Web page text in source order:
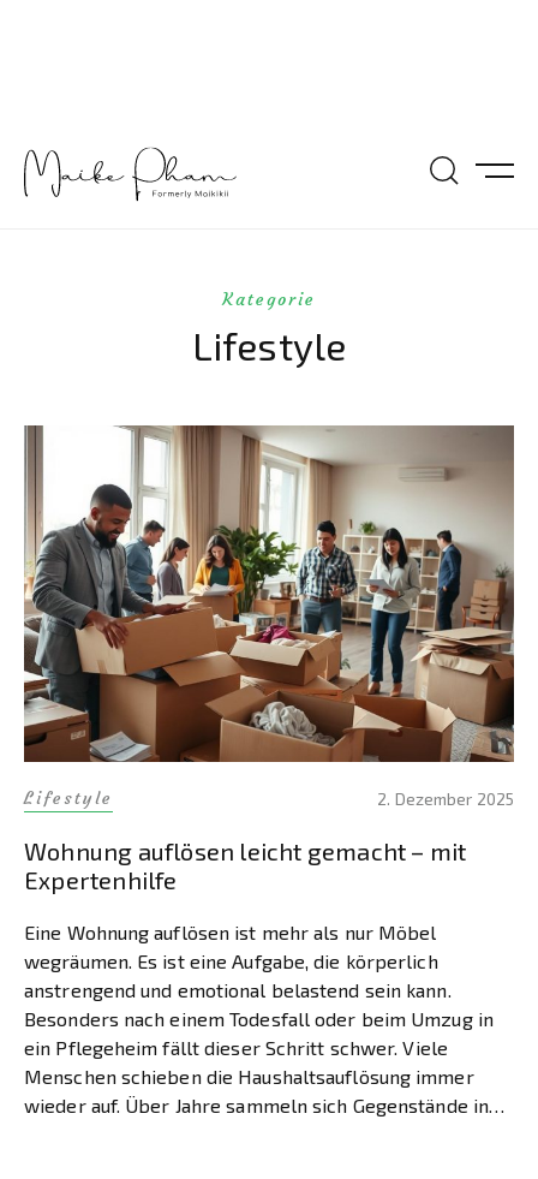
Kategorie
Lifestyle
Lifestyle 2. Dezember 2025
Wohnung auflösen leicht gemacht – mit
Expertenhilfe
Eine Wohnung auflösen ist mehr als nur Möbel
wegräumen. Es ist eine Aufgabe, die körperlich
anstrengend und emotional belastend sein kann.
Besonders nach einem Todesfall oder beim Umzug in
ein Pflegeheim fällt dieser Schritt schwer. Viele
Menschen schieben die Haushaltsauflösung immer
wieder auf. Über Jahre sammeln sich Gegenstände in